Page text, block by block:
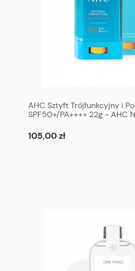
AHC Sztyft Trójfunkcyjny i
SPF50+/PA++++ 22g - AHC
105,00 zł